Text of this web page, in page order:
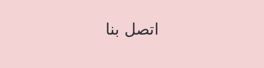
اتصل بنا